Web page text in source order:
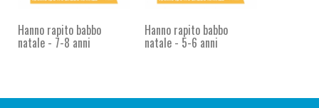
Hanno rapito babbo
natale - 7-8 anni
Hanno rapito babbo
natale - 5-6 anni